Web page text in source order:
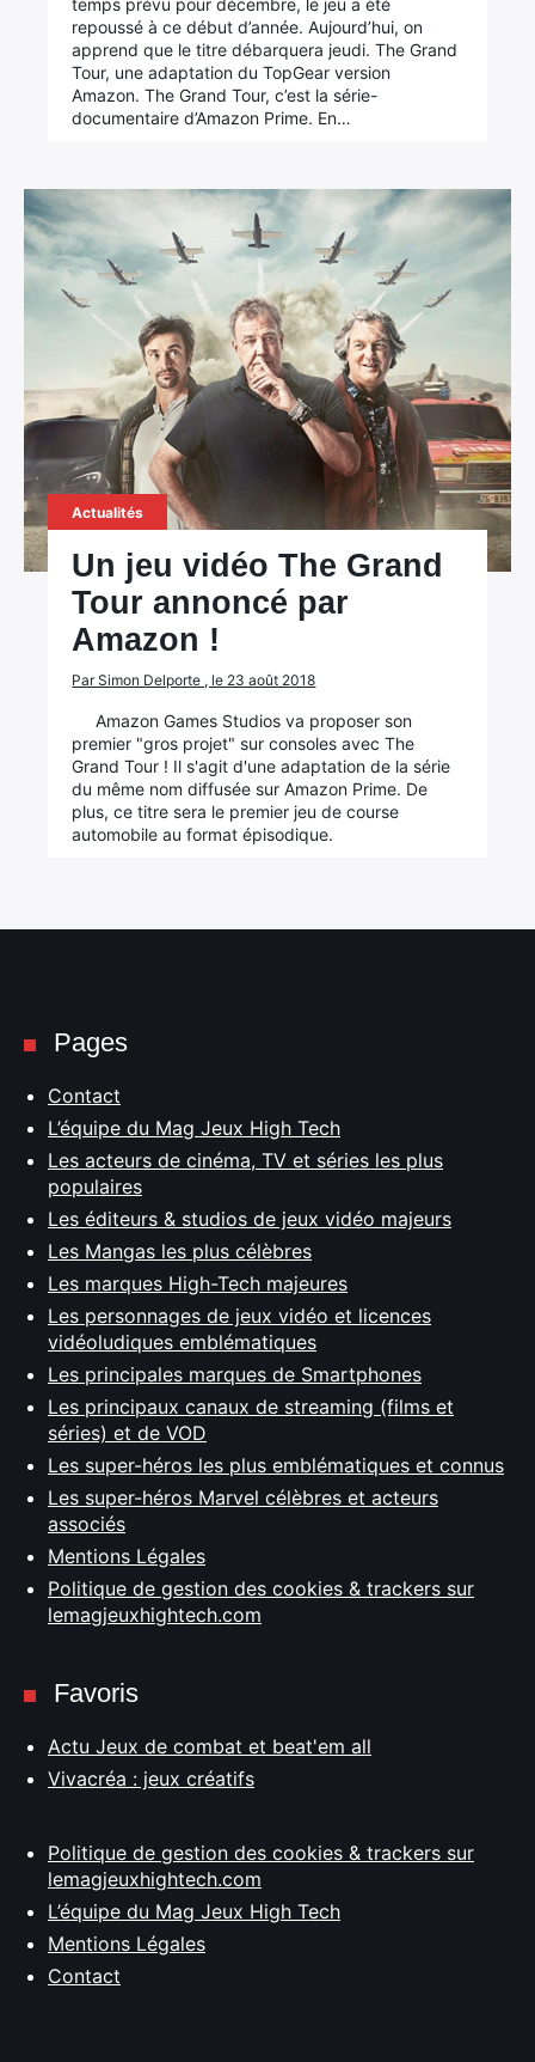
temps prévu pour décembre, le jeu a été
repoussé à ce début d’année. Aujourd’hui, on
apprend que le titre débarquera jeudi. The Grand
Tour, une adaptation du TopGear version
Amazon. The Grand Tour, c’est la série-
documentaire d’Amazon Prime. En…
Actualités
Un jeu vidéo The Grand
Tour annoncé par
Amazon !
Par Simon Delporte , le 23 août 2018
Amazon Games Studios va proposer son
premier "gros projet" sur consoles avec The
Grand Tour ! Il s'agit d'une adaptation de la série
du même nom diffusée sur Amazon Prime. De
plus, ce titre sera le premier jeu de course
automobile au format épisodique.
Pages
Contact
L’équipe du Mag Jeux High Tech
Les acteurs de cinéma, TV et séries les plus
populaires
Les éditeurs & studios de jeux vidéo majeurs
Les Mangas les plus célèbres
Les marques High-Tech majeures
Les personnages de jeux vidéo et licences
vidéoludiques emblématiques
Les principales marques de Smartphones
Les principaux canaux de streaming (films et
séries) et de VOD
Les super-héros les plus emblématiques et connus
Les super-héros Marvel célèbres et acteurs
associés
Mentions Légales
Politique de gestion des cookies & trackers sur
lemagjeuxhightech.com
Favoris
Actu Jeux de combat et beat'em all
Vivacréa : jeux créatifs
Politique de gestion des cookies & trackers sur
lemagjeuxhightech.com
L’équipe du Mag Jeux High Tech
Mentions Légales
Contact